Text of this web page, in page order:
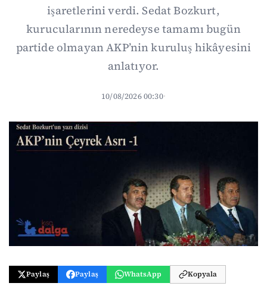
işaretlerini verdi. Sedat Bozkurt,
kurucularının neredeyse tamamı bugün
partide olmayan AKP’nin kuruluş hikâyesini
anlatıyor.
10/08/2026 00:30·
Paylaş Paylaş WhatsApp Kopyala